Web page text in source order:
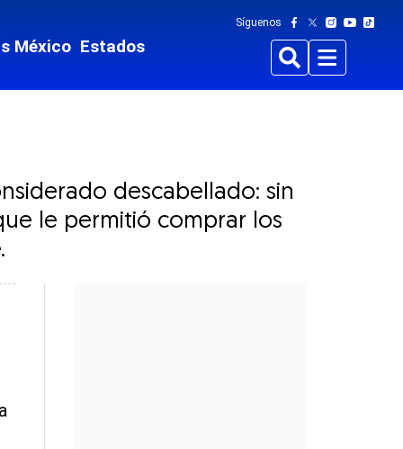
México Estados
Síguenos
BuscarMenu
descabellado: sin
le permitió comprar los